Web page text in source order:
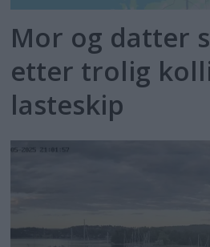
Mor og datter
etter trolig
lasteskip